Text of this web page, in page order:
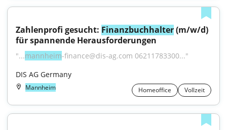
Zahlenprofi gesucht: Finanzbuchhalter (m/w/d)
für spannende Herausforderungen
"...mannheim-finance@dis-ag.com 06211783300..."
DIS AG Germany
Mannheim Homeoffice Vollzeit